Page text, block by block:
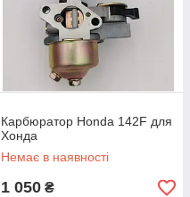
Карбюратор Honda 142F для
Хонда
Немає в наявності
1 050 ₴